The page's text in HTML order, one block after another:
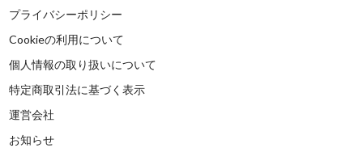
プライバシーポリシー
Cookieの利用について
個人情報の取り扱いについて
特定商取引法に基づく表示
運営会社
お知らせ